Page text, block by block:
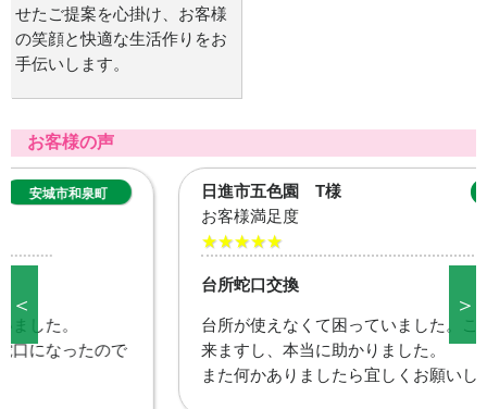
せたご提案を心掛け、お客様
の笑顔と快適な生活作りをお
手伝いします。
お客様の声
日進市五色園 T様 日進市五色園
台所が使えなくて困っていました。これで洗い物も出
来ますし、本当に助かりました。
また何かありましたら宜しくお願いします。
＜ ＞